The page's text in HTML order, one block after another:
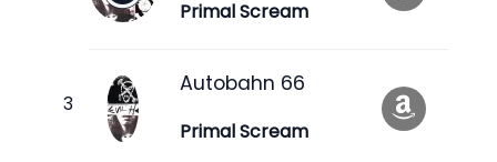
Primal Scream
Autobahn 66
Primal Scream